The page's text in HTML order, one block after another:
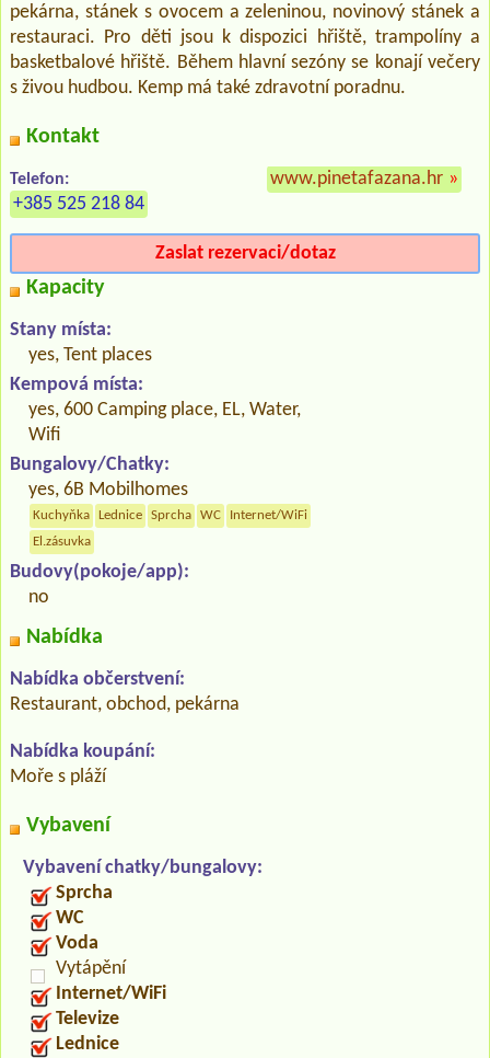
pekárna, stánek s ovocem a zeleninou, novinový stánek a
restauraci. Pro děti jsou k dispozici hřiště, trampolíny a
basketbalové hřiště. Během hlavní sezóny se konají večery
s živou hudbou. Kemp má také zdravotní poradnu.
Kontakt
Telefon:
+385 525 218 84
www.pinetafazana.hr »
Zaslat rezervaci/dotaz
Kapacity
Stany místa:
yes, Tent places
Kempová místa:
yes, 600 Camping place, EL, Water,
Wifi
Bungalovy/Chatky:
yes, 6B Mobilhomes
Kuchyňka Lednice Sprcha WC
Internet/WiFi
El.zásuvka
Budovy(pokoje/app):
no
Nabídka
Nabídka občerstvení:
Restaurant, obchod, pekárna
Nabídka koupání:
Moře s pláží
Vybavení
Vybavení chatky/bungalovy:
Sprcha
WC
Voda
Vytápění
Internet/WiFi
Televize
Lednice